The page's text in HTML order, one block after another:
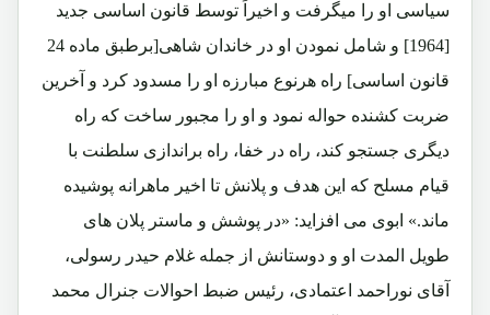
سیاسی او را میگرفت و اخیراً توسط قانون اساسی جدید
[1964] و شامل نمودن او در خاندان شاهی[برطبق ماده 24
قانون اساسی] راه هرنوع مبارزه او را مسدود کرد و آخرین
ضربت کشنده حواله نمود و او را مجبور ساخت که راه
دیگری جستجو کند، راه در خفا، راه براندازی سلطنت با
قیام مسلح که این هدف و پلانش تا اخیر ماهرانه پوشیده
ماند.» ابوی می افزاید: «در پوشش و ماستر پلان های
طویل المدت او و دوستانش از جمله غلام حیدر رسولی،
آقای نوراحمد اعتمادی، رئیس ضبط احوالات جنرال محمد